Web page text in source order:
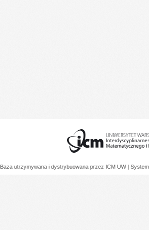
Baza utrzymywana i dystrybuowana przez ICM UW |